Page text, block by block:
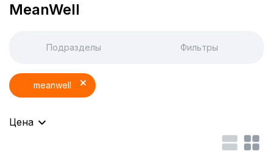
MeanWell
Подразделы Фильтры
meanwell
Цена